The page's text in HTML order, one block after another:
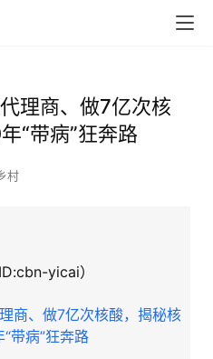
理商、做7亿次核
“带病”狂奔路
村
yicai）